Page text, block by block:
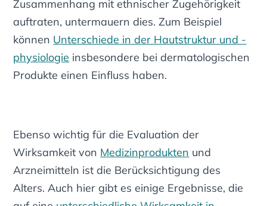
Zusammenhang mit ethnischer Zugehörigkeit
auftraten, untermauern dies. Zum Beispiel
können Unterschiede in der Hautstruktur und -
physiologie insbesondere bei dermatologischen
Produkte einen Einfluss haben.
Ebenso wichtig für die Evaluation der
Wirksamkeit von Medizinprodukten und
Arzneimitteln ist die Berücksichtigung des
Alters. Auch hier gibt es einige Ergebnisse, die